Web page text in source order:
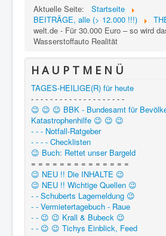
Aktuelle Seite:
Startseite
BEITRÄGE, alle (> 12.000 !!!)
welt.de - Für 30.000 Euro – so wird
Wasserstoffauto Realität
H A U P T M E N Ü
TAGES-HEILIGE(R) für heute
- - - - - - - - - - - - - - - - - - - -
😉 😉 😉 BBK - Bundesamt für
Katastrophenhilfe 😉 😉 😉
- - - Notfall-Ratgeber
- - - - Checklisten
😉 Buch: Rettet unser Bargeld
= = = = = = = = = = = = = =
😉 NEU !! Die INHALTE 😉
😉 NEU !! Wichtige Quellen 😉
- - Schuberts Lagemeldung 😉
- - Vermietertagebuch - Raue
- - 😉 😉 Krall & Bubeck 😉
- - 😉 😉 Tichys Einblick, Feed